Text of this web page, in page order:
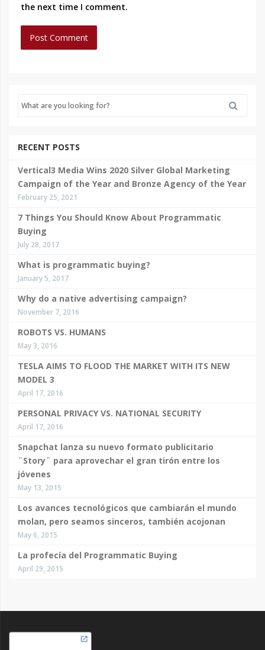
the next time I comment.
RECENT POSTS
Vertical3 Media Wins 2020 Silver Global Marketing
Campaign of the Year and Bronze Agency of the Year
February 25, 2021
7 Things You Should Know About Programmatic
Buying
July 28, 2017
What is programmatic buying?
January 5, 2017
Why do a native advertising campaign?
November 7, 2016
ROBOTS VS. HUMANS
May 3, 2016
TESLA AIMS TO FLOOD THE MARKET WITH ITS NEW
MODEL 3
April 17, 2016
PERSONAL PRIVACY VS. NATIONAL SECURITY
April 17, 2016
Snapchat lanza su nuevo formato publicitario
¨Story¨ para aprovechar el gran tirón entre los
jóvenes
May 13, 2015
Los avances tecnológicos que cambiarán el mundo
molan, pero seamos sinceros, también acojonan
May 6, 2015
La profecía del Programmatic Buying
April 29, 2015